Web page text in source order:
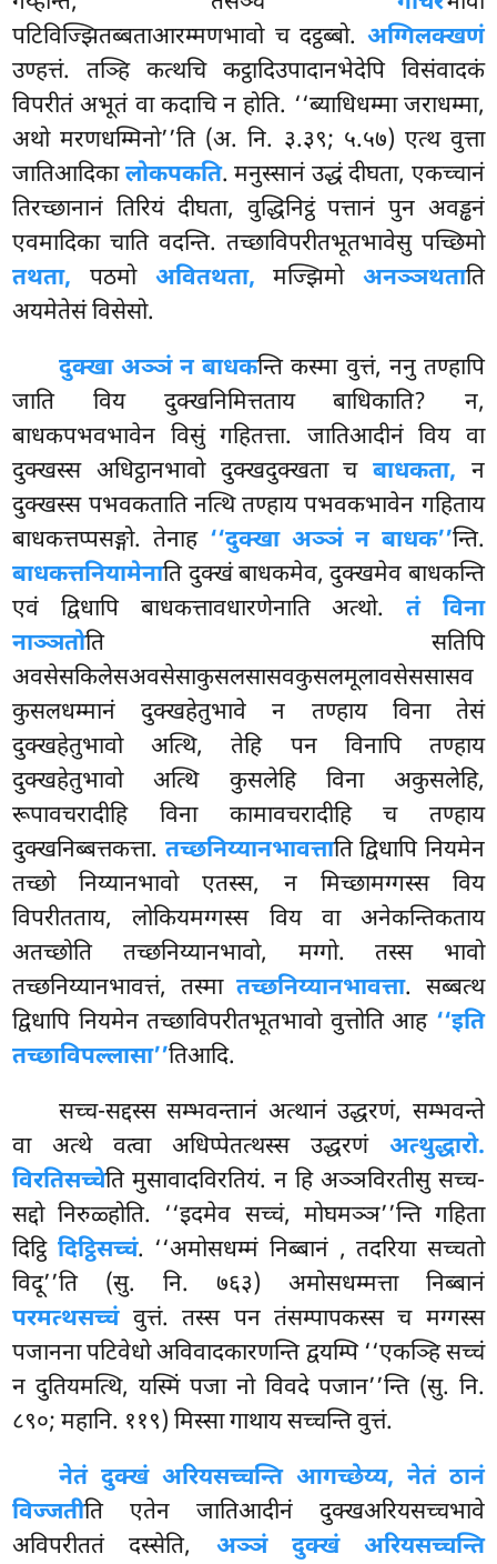
पटिविज्झितब्बताआरम्मणभावो च दट्ठब्बो. अग्गिलक्खणं
उण्हत्तं. तञ्हि कत्थचि कट्ठादिउपादानभेदेपि विसंवादकं
विपरीतं अभूतं वा कदाचि न होति. ‘‘ब्याधिधम्मा जराधम्मा,
अथो मरणधम्मिनो’’ति (अ. नि. ३.३९; ५.५७) एत्थ वुत्ता
जातिआदिकालोकपकति. मनुस्सानं उद्धं दीघता, एकच्चानं
तिरच्छानानं तिरियं दीघता, वुद्धिनिट्ठं पत्तानं पुन अवड्ढनं
एवमादिका चाति वदन्ति. तच्छाविपरीतभूतभावेसु पच्छिमो
तथता, पठमो अवितथता, मज्झिमो अनञ्ञथताति
अयमेतेसं विसेसो.
दुक्खा अञ्ञं न बाधकन्ति कस्मा वुत्तं, ननु तण्हापि
जाति विय दुक्खनिमित्तताय बाधिकाति? न,
बाधकपभवभावेन विसुं गहितत्ता. जातिआदीनं विय वा
दुक्खस्स अधिट्ठानभावो दुक्खदुक्खता चबाधकता, न
दुक्खस्स पभवकताति नत्थि तण्हाय पभवकभावेन गहिताय
बाधकत्तप्पसङ्गो. तेनाह ‘‘दुक्खा अञ्ञं न बाधक’’न्ति.
बाधकत्तनियामेनाति दुक्खं बाधकमेव, दुक्खमेव बाधकन्ति
एवं द्विधापि बाधकत्तावधारणेनाति अत्थो.तं विना
नाञ्ञतोति सतिपि
अवसेसकिलेसअवसेसाकुसलसासवकुसलमूलावसेससासव
कुसलधम्मानं दुक्खहेतुभावे न तण्हाय विना तेसं
दुक्खहेतुभावो अत्थि, तेहि पन विनापि तण्हाय
दुक्खहेतुभावो अत्थि कुसलेहि विना अकुसलेहि,
रूपावचरादीहि विना कामावचरादीहि च तण्हाय
दुक्खनिब्बत्तकत्ता. तच्छनिय्यानभावत्ताति द्विधापि नियमेन
तच्छो निय्यानभावो एतस्स, न मिच्छामग्गस्स विय
विपरीतताय, लोकियमग्गस्स विय वा अनेकन्तिकताय
अतच्छोति तच्छनिय्यानभावो, मग्गो. तस्स भावो
तच्छनिय्यानभावत्तं, तस्मातच्छनिय्यानभावत्ता. सब्बत्थ
द्विधापि नियमेन तच्छाविपरीतभूतभावो वुत्तोति आह ‘‘इति
तच्छाविपल्लासा’’तिआदि.
सच्च-सद्दस्ससम्भवन्तानं अत्थानं उद्धरणं, सम्भवन्ते
वा अत्थे वत्वा अधिप्पेतत्थस्स उद्धरणं अत्थुद्धारो.
विरतिसच्चेति मुसावादविरतियं. न हि अञ्ञविरतीसु सच्च-
सद्दो निरुळ्होति. ‘‘इदमेव सच्चं, मोघमञ्ञ’’न्ति गहिता
दिट्ठि दिट्ठिसच्चं. ‘‘अमोसधम्मं निब्बानं , तदरिया सच्चतो
विदू’’ति (सु. नि. ७६३) अमोसधम्मत्ता निब्बानं
परमत्थसच्चंवुत्तं. तस्स पन तंसम्पापकस्स च मग्गस्स
पजानना पटिवेधो अविवादकारणन्ति द्वयम्पि ‘‘एकञ्हि सच्चं
न दुतियमत्थि, यस्मिं पजा नो विवदे पजान’’न्ति (सु. नि.
८९०; महानि. ११९) मिस्सा गाथाय सच्चन्ति वुत्तं.
नेतं दुक्खं अरियसच्चन्ति आगच्छेय्य, नेतं ठानं
विज्जतीति एतेन जातिआदीनं दुक्खअरियसच्चभावे
अविपरीततं दस्सेति, अञ्ञं दुक्खं अरियसच्चन्ति